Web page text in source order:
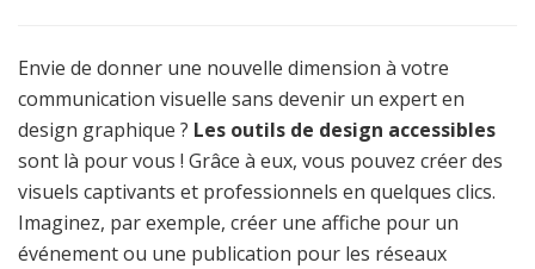
Envie de donner une nouvelle dimension à votre
communication visuelle sans devenir un expert en
design graphique ? Les outils de design accessibles
sont là pour vous ! Grâce à eux, vous pouvez créer des
visuels captivants et professionnels en quelques clics.
Imaginez, par exemple, créer une affiche pour un
événement ou une publication pour les réseaux